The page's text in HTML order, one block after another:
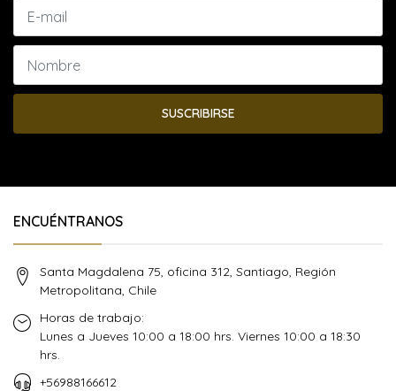
SUSCRIBIRSE
ENCUÉNTRANOS
Santa Magdalena 75, oficina 312, Santiago, Región
Metropolitana, Chile
Horas de trabajo:
Lunes a Jueves 10:00 a 18:00 hrs. Viernes 10:00 a 18:30
hrs.
+56988166612